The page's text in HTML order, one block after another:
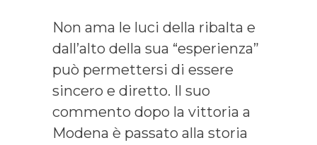
Non ama le luci della ribalta e
dall’alto della sua “esperienza”
può permettersi di essere
sincero e diretto. Il suo
commento dopo la vittoria a
Modena è passato alla storia